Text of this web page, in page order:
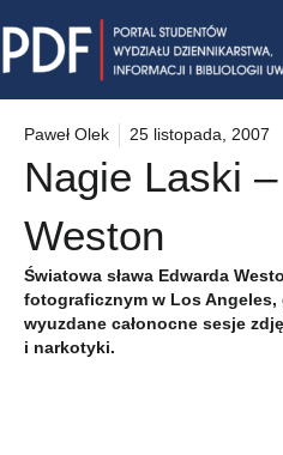
to
content
Paweł Olek 25 listopada, 2007
Nagie Laski
Weston
Światowa sława Edwarda
fotograficznym w Los Angeles,
wyuzdane całonocne sesje
i narkotyki.